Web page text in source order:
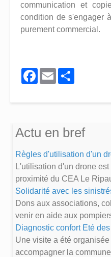
communication et
condition de s'engager
purement commercial.
Facebook
Email
Actu en bref
Règles d'utilisation d'un
L'utilisation d'un drone
proximité du CEA Le
Solidarité avec les
Dons aux associations,
venir en aide aux
Diagnostic confort Eté
Une visite a été
accompagner la